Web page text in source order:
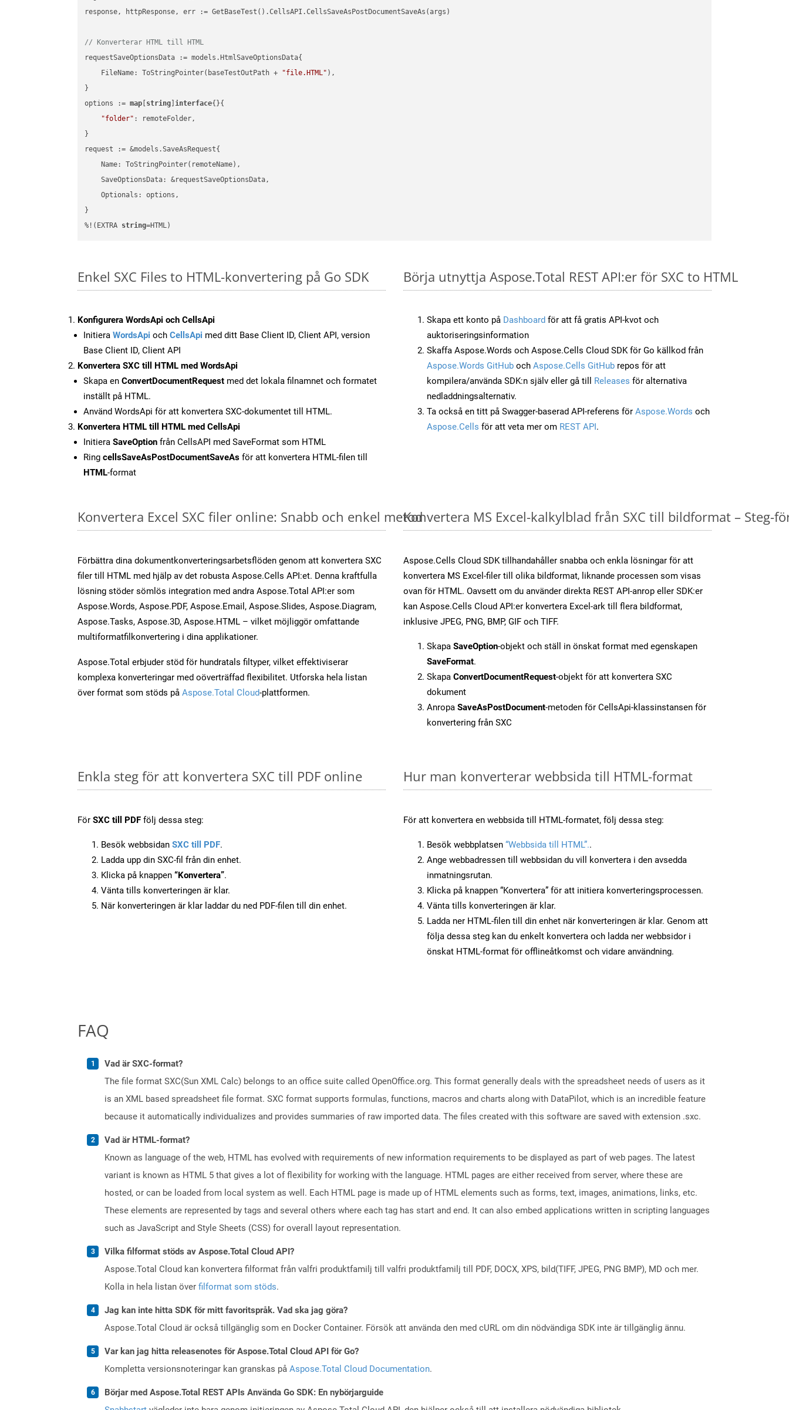
response, httpResponse, err := GetBaseTest().CellsAPI.CellsSaveAsPostDocumentSaveAs(args)
// Konverterar HTML till HTML
requestSaveOptionsData := models.HtmlSaveOptionsData{
    FileName: ToStringPointer(baseTestOutPath +
"file.HTML" ),
}
options := map string ]interface{}{
"folder" : remoteFolder,
}
request := &models.SaveAsRequest{
    Name: ToStringPointer(remoteName),
    SaveOptionsData: &requestSaveOptionsData,
    Optionals: options,
}
%!(EXTRA string=HTML)
Enkel SXC Files to HTML-konvertering på Go SDK
Konfigurera WordsApi och CellsApi
Initiera WordsApi och CellsApi med ditt Base Client ID, Client API, version
Base Client ID, Client API
Konvertera SXC till HTML med WordsApi
Skapa en ConvertDocumentRequest med det lokala filnamnet och formatet
inställt på HTML.
Använd WordsApi för att konvertera SXC-dokumentet till HTML.
Konvertera HTML till HTML med CellsApi
Initiera SaveOption från CellsAPI med SaveFormat som HTML
Ring cellsSaveAsPostDocumentSaveAs för att konvertera HTML-filen till
HTML-format
Börja utnyttja Aspose.Total REST API:er för SXC to HTML
Skapa ett konto på Dashboard för att få gratis API-kvot och
auktoriseringsinformation
Skaffa Aspose.Words och Aspose.Cells Cloud SDK för Go källkod från
Aspose.Words GitHub och Aspose.Cells GitHub repos för att
kompilera/använda SDK:n själv eller gå till Releases för alternativa
nedladdningsalternativ.
Ta också en titt på Swagger-baserad API-referens för Aspose.Words och
Aspose.Cells för att veta mer om REST API.
Konvertera Excel SXC filer online: Snabb och enkel metod
Förbättra dina dokumentkonverteringsarbetsflöden genom att konvertera SXC
filer till HTML med hjälp av det robusta Aspose.Cells API:et. Denna kraftfulla
lösning stöder sömlös integration med andra Aspose.Total API:er som
Aspose.Words, Aspose.PDF, Aspose.Email, Aspose.Slides, Aspose.Diagram,
Aspose.Tasks, Aspose.3D, Aspose.HTML – vilket möjliggör omfattande
multiformatfilkonvertering i dina applikationer.
Aspose.Total erbjuder stöd för hundratals filtyper, vilket effektiviserar
komplexa konverteringar med oöverträffad flexibilitet. Utforska hela listan
över format som stöds på Aspose.Total Cloud-plattformen.
Konvertera MS Excel-kalkylblad från SXC till bildformat – Steg-
Aspose.Cells Cloud SDK tillhandahåller snabba och enkla lösningar för att
konvertera MS Excel-filer till olika bildformat, liknande processen som visas
ovan för HTML. Oavsett om du använder direkta REST API-anrop eller SDK:er
kan Aspose.Cells Cloud API:er konvertera Excel-ark till flera bildformat,
inklusive JPEG, PNG, BMP, GIF och TIFF.
Skapa SaveOption-objekt och ställ in önskat format med egenskapen
SaveFormat.
Skapa ConvertDocumentRequest-objekt för att konvertera SXC
dokument
Anropa SaveAsPostDocument-metoden för CellsApi-klassinstansen för
konvertering från SXC
Enkla steg för att konvertera SXC till PDF online
För SXC till PDF följ dessa steg:
Besök webbsidan SXC till PDF.
Ladda upp din SXC-fil från din enhet.
Klicka på knappen “Konvertera”.
Vänta tills konverteringen är klar.
När konverteringen är klar laddar du ned PDF-filen till din enhet.
Hur man konverterar webbsida till HTML-format
För att konvertera en webbsida till HTML-formatet, följ dessa steg:
Besök webbplatsen “Webbsida till HTML”..
Ange webbadressen till webbsidan du vill konvertera i den avsedda
inmatningsrutan.
Klicka på knappen “Konvertera” för att initiera konverteringsprocessen.
Vänta tills konverteringen är klar.
Ladda ner HTML-filen till din enhet när konverteringen är klar. Genom att
följa dessa steg kan du enkelt konvertera och ladda ner webbsidor i
önskat HTML-format för offlineåtkomst och vidare användning.
FAQ
Vad är SXC-format?
The file format SXC(Sun XML Calc) belongs to an office suite called OpenOffice.org. This format generally deals with the spreadsheet needs of users as it
is an XML based spreadsheet file format. SXC format supports formulas, functions, macros and charts along with DataPilot, which is an incredible feature
because it automatically individualizes and provides summaries of raw imported data. The files created with this software are saved with extension .sxc.
Vad är HTML-format?
Known as language of the web, HTML has evolved with requirements of new information requirements to be displayed as part of web pages. The latest
variant is known as HTML 5 that gives a lot of flexibility for working with the language. HTML pages are either received from server, where these are
hosted, or can be loaded from local system as well. Each HTML page is made up of HTML elements such as forms, text, images, animations, links, etc.
These elements are represented by tags and several others where each tag has start and end. It can also embed applications written in scripting languages
such as JavaScript and Style Sheets (CSS) for overall layout representation.
Vilka filformat stöds av Aspose.Total Cloud API?
Aspose.Total Cloud kan konvertera filformat från valfri produktfamilj till valfri produktfamilj till PDF, DOCX, XPS, bild(TIFF, JPEG, PNG BMP), MD och mer.
Kolla in hela listan över filformat som stöds.
Jag kan inte hitta SDK för mitt favoritspråk. Vad ska jag göra?
Aspose.Total Cloud är också tillgänglig som en Docker Container. Försök att använda den med cURL om din nödvändiga SDK inte är tillgänglig ännu.
Var kan jag hitta releasenotes för Aspose.Total Cloud API för Go?
Kompletta versionsnoteringar kan granskas på Aspose.Total Cloud Documentation.
Börjar med Aspose.Total REST APIs Använda Go SDK: En nybörjarguide